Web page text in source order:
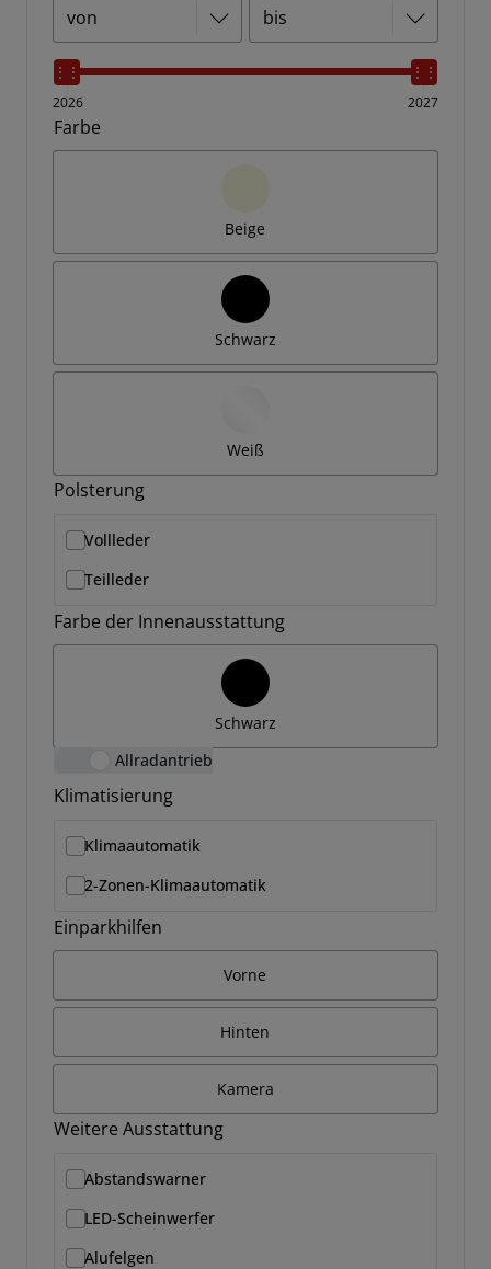
2026 2027
Farbe
Beige
Schwarz
Weiß
Polsterung
Vollleder
Teilleder
Farbe der Innenausstattung
Schwarz
Allradantrieb
Klimatisierung
Klimaautomatik
2-Zonen-Klimaautomatik
Einparkhilfen
Vorne
Hinten
Kamera
Weitere Ausstattung
Abstandswarner
LED-Scheinwerfer
Alufelgen